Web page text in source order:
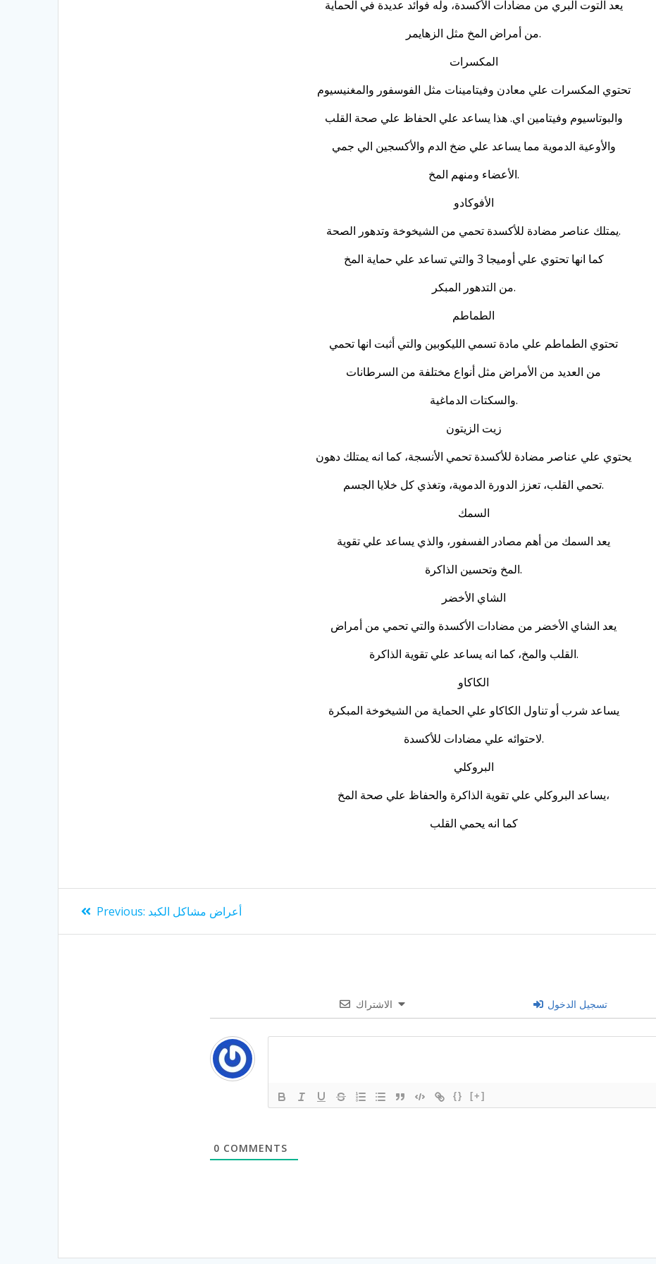
يعد التوت البري من مضادات الأكسدة، وله فوائد عديدة في الحماية
من أمراض المخ مثل الزهايمر.
المكسرات
تحتوي المكسرات علي معادن وفيتامينات مثل الفوسفور والمغنيسيوم
والبوتاسيوم وفيتامين اي. هذا يساعد علي الحفاظ علي صحة القلب
والأوعية الدموية مما يساعد علي ضخ الدم والأكسجين الي جمي
الأعضاء ومنهم المخ.
الأفوكادو
يمتلك عناصر مضادة للأكسدة تحمي من الشيخوخة وتدهور الصحة.
كما انها تحتوي علي أوميجا 3 والتي تساعد علي حماية المخ
من التدهور المبكر.
الطماطم
تحتوي الطماطم علي مادة تسمي الليكوبين والتي أثبت انها تحمي
من العديد من الأمراض مثل أنواع مختلفة من السرطانات
والسكتات الدماغية.
زيت الزيتون
يحتوي علي عناصر مضادة للأكسدة تحمي الأنسجة، كما انه يمتلك دهون
تحمي القلب، تعزز الدورة الدموية، وتغذي كل خلايا الجسم.
السمك
يعد السمك من أهم مصادر الفسفور، والذي يساعد علي تقوية
المخ وتحسين الذاكرة.
الشاي الأخضر
يعد الشاي الأخضر من مضادات الأكسدة والتي تحمي من أمراض
القلب والمخ، كما انه يساعد علي تقوية الذاكرة.
الكاكاو
يساعد شرب أو تناول الكاكاو علي الحماية من الشيخوخة المبكرة
لاحتوائه علي مضادات للأكسدة.
البروكلي
يساعد البروكلي علي تقوية الذاكرة والحفاظ علي صحة المخ،
كما انه يحمي القلب
Post
navigation
Previous: Previous
أعراض مشاكل الكبد
الاشتراك تسجيل الدخول
{} [+]
0 COMMENTS